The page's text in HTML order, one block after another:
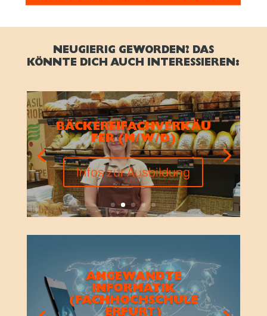
NEUGIERIG GEWORDEN? DAS
KÖNNTE DICH AUCH INTERESSIEREN:
BÄCKEREIFACHVERKÄU
FER (M/W/D)
Infos zur Ausbildung
ANGEWANDTE
INFORMATIK
(FACHHOCHSCHULE
ERFURT)